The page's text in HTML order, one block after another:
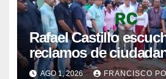
Rafael Castillo
reclamos de
Domingo Este
AGO 1, 2026 FRANCISCO